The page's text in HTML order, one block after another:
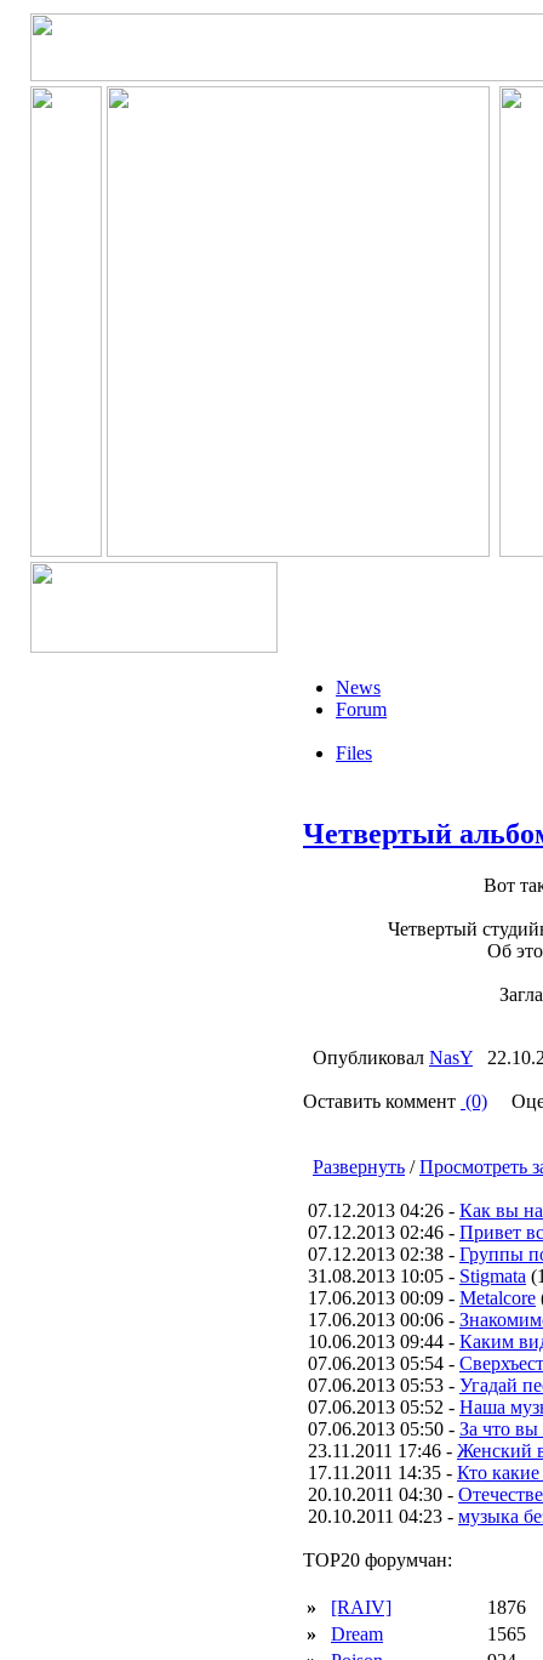
News
Forum
Files
Четвертый
Вот
Четвертый
Об
Опубликовал NasY
Оставить коммент (0)
Развернуть /Просмотреть
07.12.2013 04:26 - Как вы
07.12.2013 02:46 - Привет
07.12.2013 02:38 - Группы
31.08.2013 10:05 - Stigmata
17.06.2013 00:09 - Metalcore
17.06.2013 00:06 -
10.06.2013 09:44 - Каким
07.06.2013 05:54 -
07.06.2013 05:53 - Угадай
07.06.2013 05:52 - Наша
07.06.2013 05:50 - За что вы
23.11.2011 17:46 - Женский
17.11.2011 14:35 - Кто
20.10.2011 04:30 -
20.10.2011 04:23 - музыка
TOP20 форумчан:
» [RAIV]
1876
»
Dream
1565